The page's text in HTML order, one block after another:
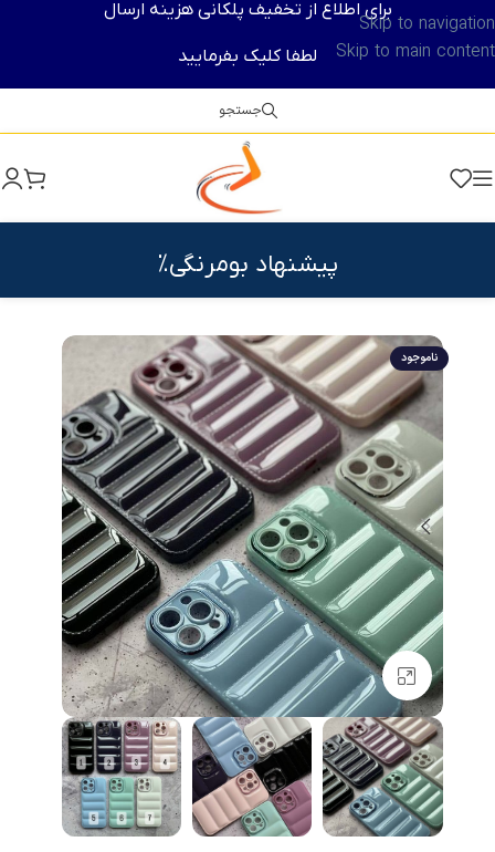
Skip to navigation
Skip to main content
برای اطلاع از تخفیف پلکانی هزینه ارسال
لطفا کلیک بفرمایید
جستجو
پیشنهاد بومرنگی%
ناموجود
بزرگنمایی تصویر